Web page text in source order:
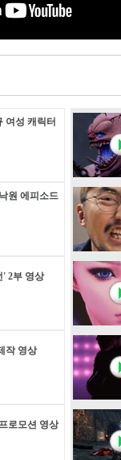
여성 캐릭터
원 에피소드
' 2부 영상
작 영상
로모션 영상